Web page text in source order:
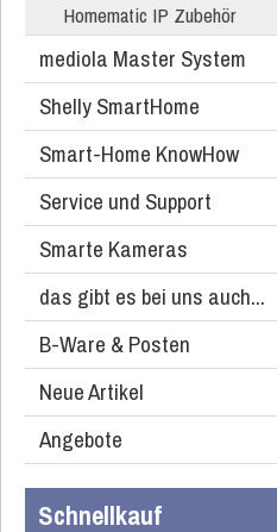
Homematic IP Zubehör
mediola Master System
Shelly SmartHome
Smart-Home KnowHow
Service und Support
Smarte Kameras
das gibt es bei uns auch...
B-Ware & Posten
Neue Artikel
Angebote
Schnellkauf